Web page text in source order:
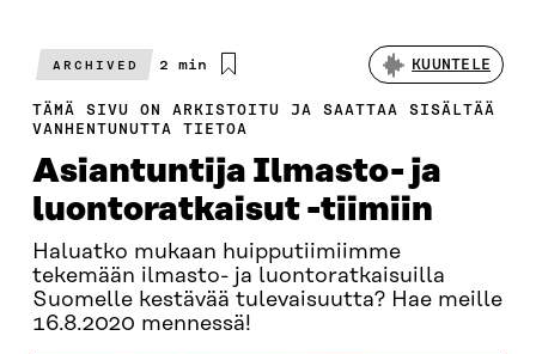
ARCHIVED
Arvioitu
2 min KUUNTELE
TÄMÄ SIVU ON ARKISTOITU JA SAATTAA SISÄLTÄÄ
VANHENTUNUTTA TIETOA
Asiantuntija Ilmasto- ja
luontoratkaisut -tiimiin
Haluatko mukaan huipputiimiimme
tekemään ilmasto- ja luontoratkaisuilla
Suomelle kestävää tulevaisuutta? Hae meille
16.8.2020 mennessä!